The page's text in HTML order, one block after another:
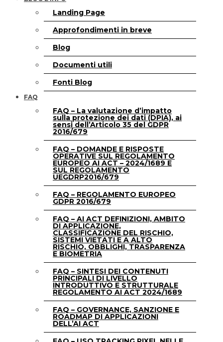
Landing Page
Approfondimenti in breve
Blog
Documenti utili
Fonti Blog
FAQ
FAQ – La valutazione d’impatto
sulla protezione dei dati (DPIA), ai
sensi dell’Articolo 35 del GDPR
2016/679
FAQ – DOMANDE E RISPOSTE
OPERATIVE SUL REGOLAMENTO
EUROPEO AI ACT – 2024/1689 E
SUL REGOLAMENTO
UEGDRP2016/679
FAQ – REGOLAMENTO EUROPEO
GDPR 2016/679
FAQ – AI ACT DEFINIZIONI, AMBITO
DI APPLICAZIONE,
CLASSIFICAZIONE DEL RISCHIO,
SISTEMI VIETATI E A ALTO
RISCHIO, OBBLIGHI, TRASPARENZA
E BIOMETRIA
FAQ – SINTESI DEI CONTENUTI
PRINCIPALI DI LIVELLO
INTRODUTTIVO E STRUTTURALE
REGOLAMENTO AI ACT 2024/1689
FAQ – GOVERNANCE, SANZIONE E
ROADMAP DI APPLICAZIONI
DELL’AI ACT